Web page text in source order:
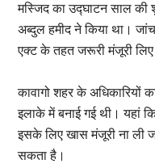
मस्जिद का उद्घाटन साल की
अब्दुल हमीद ने किया था।
एक्ट के तहत जरूरी मंजूरी लिए
कावागो शहर के अधिकारियों
इलाके में बनाई गई थी। यहां
इसके लिए खास मंजूरी ना ली
सकता है।